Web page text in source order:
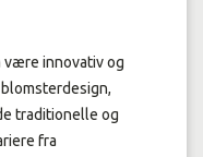
være innovativ og
traditionelle og
fra